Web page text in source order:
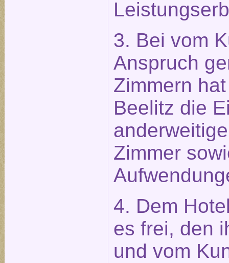
3. Bei vom
Anspruch
Zimmern
Beelitz die
Zimmer
4. Dem
es frei, den
und vom